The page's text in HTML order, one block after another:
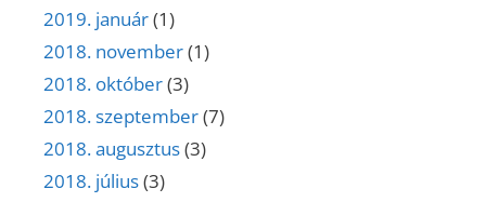
2019. január(1)
2018. november(1)
2018. október(3)
2018. szeptember(7)
2018. augusztus(3)
2018. július(3)